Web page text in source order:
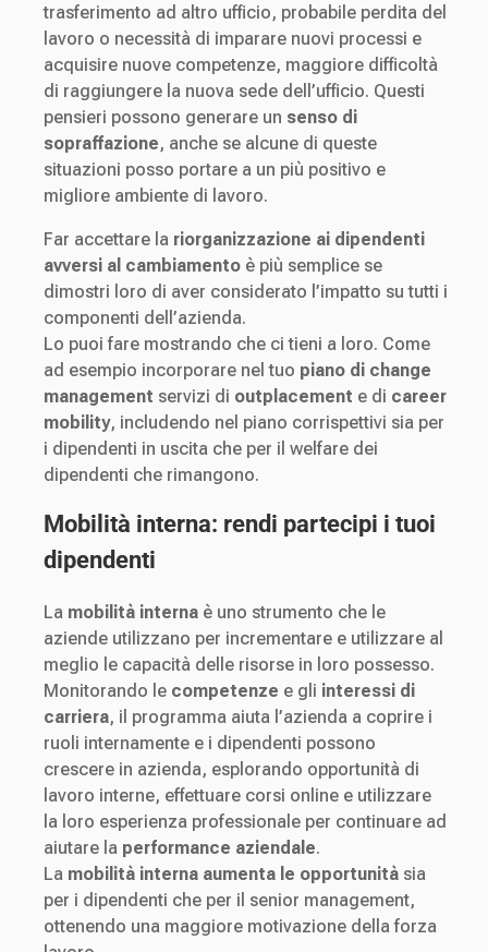
trasferimento ad altro ufficio, probabile perdita del
lavoro o necessità di imparare nuovi processi e
acquisire nuove competenze, maggiore difficoltà
di raggiungere la nuova sede dell’ufficio. Questi
pensieri possono generare un senso di
sopraffazione, anche se alcune di queste
situazioni posso portare a un più positivo e
migliore ambiente di lavoro.
Far accettare la riorganizzazione ai dipendenti
avversi al cambiamento è più semplice se
dimostri loro di aver considerato l’impatto su tutti i
componenti dell’azienda.
Lo puoi fare mostrando che ci tieni a loro. Come
ad esempio incorporare nel tuo piano di change
management servizi di outplacement e di career
mobility, includendo nel piano corrispettivi sia per
i dipendenti in uscita che per il welfare dei
dipendenti che rimangono.
Mobilità interna: rendi partecipi i tuoi
dipendenti
La mobilità interna è uno strumento che le
aziende utilizzano per incrementare e utilizzare al
meglio le capacità delle risorse in loro possesso.
Monitorando le competenze e gli interessi di
carriera, il programma aiuta l’azienda a coprire i
ruoli internamente e i dipendenti possono
crescere in azienda, esplorando opportunità di
lavoro interne, effettuare corsi online e utilizzare
la loro esperienza professionale per continuare ad
aiutare la performance aziendale.
La mobilità interna aumenta le opportunità sia
per i dipendenti che per il senior management,
ottenendo una maggiore motivazione della forza